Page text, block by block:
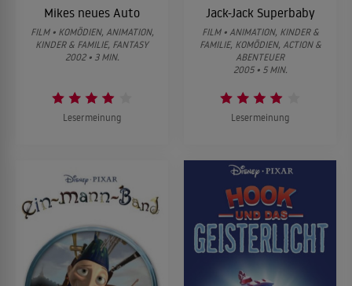
Mikes neues Auto
FILM • KOMÖDIEN, ANIMATION,
KINDER & FAMILIE, FANTASY
2002 • 3 MIN.
Lesermeinung
Jack-Jack Superbaby
FILM • ANIMATION, KINDER &
FAMILIE, KOMÖDIEN, ACTION &
ABENTEUER
2005 • 5 MIN.
Lesermeinung